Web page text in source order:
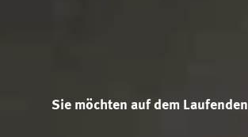
Sie möchten auf dem